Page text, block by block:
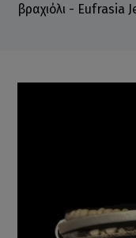
βραχιόλι - Eufrasia